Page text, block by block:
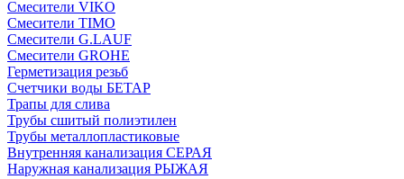
Смесители VIKO
Смесители TIMO
Смесители G.LAUF
Смесители GROHE
Герметизация резьб
Счетчики воды БЕТАР
Трапы для слива
Трубы сшитый полиэтилен
Трубы металлопластиковые
Внутренняя канализация СЕРАЯ
Наружная канализация РЫЖАЯ